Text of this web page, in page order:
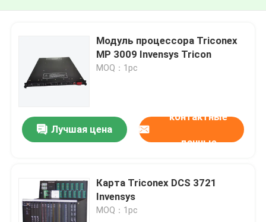
Модуль процессора Triconex
MP 3009 Invensys Tricon
MOQ：1pc
Лучшая цена
контактные
данные
Карта Triconex DCS 3721
Invensys
MOQ：1pc